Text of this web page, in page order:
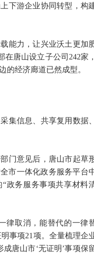
下游企业协同转型，构
能力，让兴业沃土更加
唐山设立子公司242家，
的经济廊道已然成型。
集信息、共享复用数据、
门意见后，唐山市起草
市一体化政务服务平台
政务服务事项共享材料
律取消，能替代的一律
事项21项。全量梳理企
唐山市‘无证明’事项保